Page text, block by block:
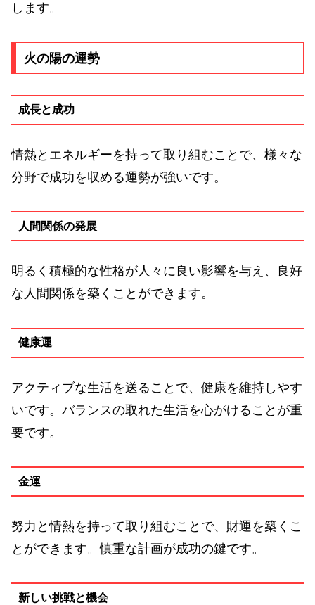
します。
火の陽の運勢
成長と成功
情熱とエネルギーを持って取り組むことで、様々な
分野で成功を収める運勢が強いです。
人間関係の発展
明るく積極的な性格が人々に良い影響を与え、良好
な人間関係を築くことができます。
健康運
アクティブな生活を送ることで、健康を維持しやす
いです。バランスの取れた生活を心がけることが重
要です。
金運
努力と情熱を持って取り組むことで、財運を築くこ
とができます。慎重な計画が成功の鍵です。
新しい挑戦と機会